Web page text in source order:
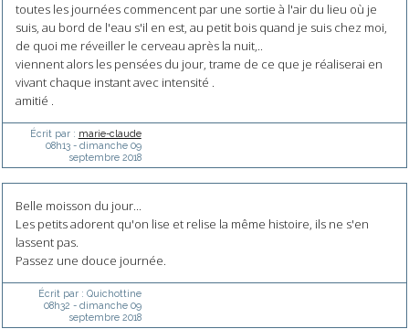
toutes les journées commencent par une sortie à l'air du lieu où je
suis, au bord de l'eau s'il en est, au petit bois quand je suis chez moi,
de quoi me réveiller le cerveau après la nuit,..
viennent alors les pensées du jour, trame de ce que je réaliserai en
vivant chaque instant avec intensité .
amitié .
Écrit par : marie-claude
08h13- dimanche 09
septembre 2018
Belle moisson du jour...
Les petits adorent qu'on lise et relise la même histoire, ils ne s'en
lassent pas.
Passez une douce journée.
Écrit par : Quichottine
08h32 - dimanche 09
septembre 2018